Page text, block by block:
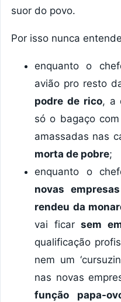
suor do povo.
Por isso nunca
enquanto o
avião pro resto
podre de rico, a
só o bagaço
amassadas nas
morta de pobre;
enquanto o
novas
rendeu da
vai ficar sem
qualificação
nem um
nas novas
função papa-